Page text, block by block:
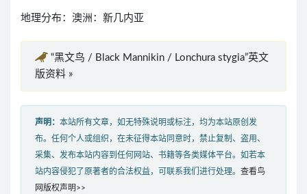
地理分布：澳洲：新几内亚
“黑文鸟 / Black Mannikin / Lonchura stygia”英文
版资料 »
声明： 本站所有文章，如无特殊说明或标注，均为本站原创发
布。任何个人或组织，在未征得本站同意时，禁止复制、盗用、
采集、发布本站内容到任何网站、书籍等各类媒体平台。如若本
站内容侵犯了原著者的合法权益，可联系我们进行处理。 查看鸟
网版权声明>>